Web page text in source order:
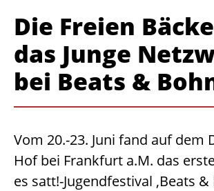
Die Freien
das Junge
bei Beats &
Vom 20.-23. Juni fand auf dem
Hof bei Frankfurt a.M. das
es satt!-Jugendfestival ‚Beats &